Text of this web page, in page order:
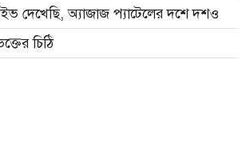
দেখেছি, অ্যাজাজ প্যাটেলের দশে দশও
চিঠি